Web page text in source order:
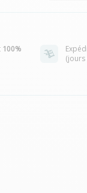
100%
(jours